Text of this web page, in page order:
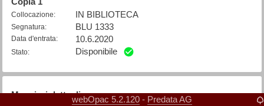
Collocazione: IN BIBLIOTECA
Segnatura: BLU 1333
Data d'entrata: 10.6.2020
Stato: Disponibile
Maggiori dettagliwebOpac 5.2.120 - Predata AG